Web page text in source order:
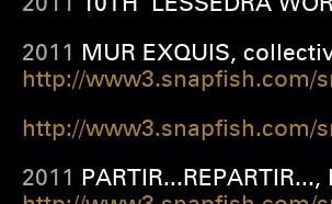
2011 MUR EXQUIS,
http://www3.snapfish.com/
http://www3.snapfish.com/
2011